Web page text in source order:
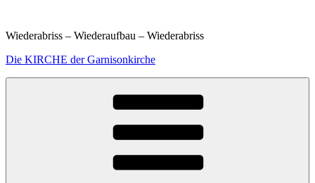
Inhalt
Wiederabriss – Wiederaufbau – Wiederabriss
Die KIRCHE der Garnisonkirche